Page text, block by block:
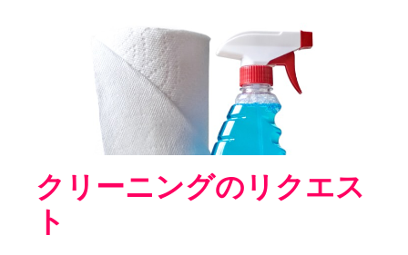
クリーニングのリクエス
ト